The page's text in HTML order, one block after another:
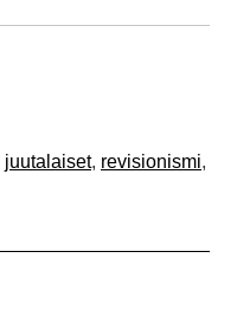
juutalaiset, revisionismi,